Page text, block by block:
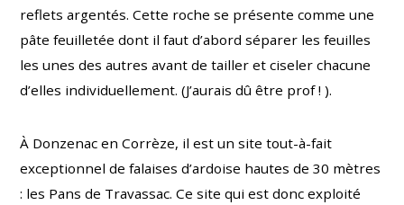
reflets argentés. Cette roche se présente comme une
pâte feuilletée dont il faut d’abord séparer les feuilles
les unes des autres avant de tailler et ciseler chacune
d’elles individuellement. (J’aurais dû être prof ! ).
À Donzenac en Corrèze, il est un site tout-à-fait
exceptionnel de falaises d’ardoise hautes de 30 mètres
: les Pans de Travassac. Ce site qui est donc exploité